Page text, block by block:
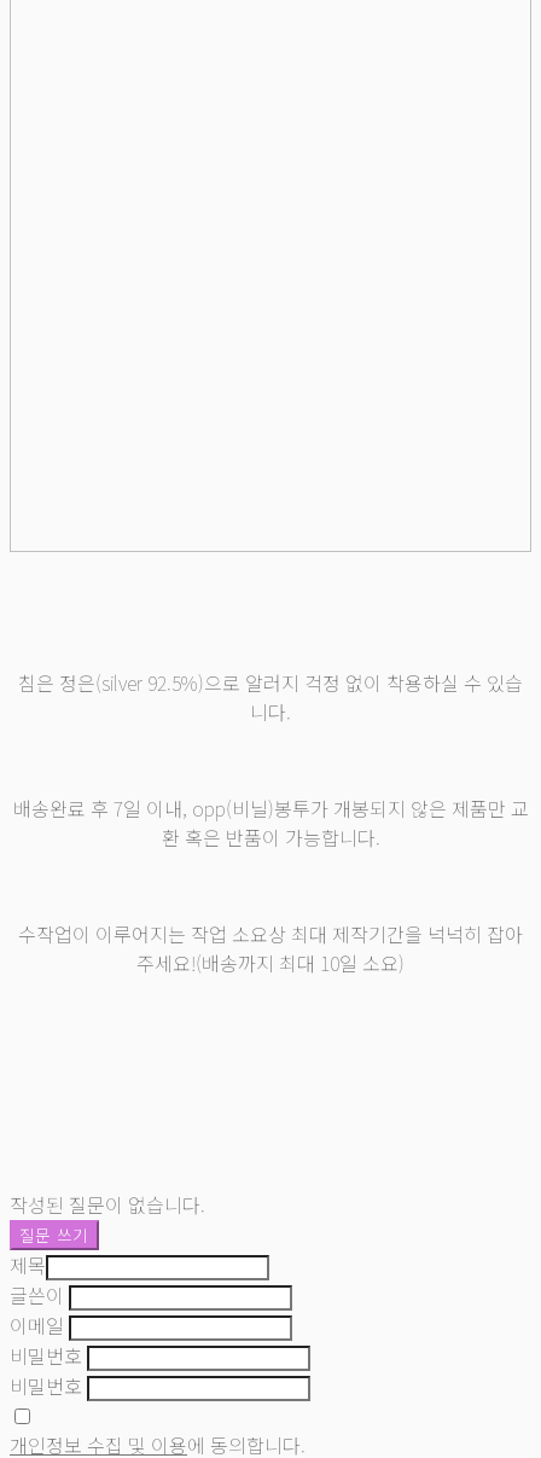
침은 정은(silver 92.5%)으로 알러지 걱정 없이 착용하실 수 있습
니다.
배송완료 후 7일 이내, opp(비닐)봉투가 개봉되지 않은 제품만 교
환 혹은 반품이 가능합니다.
수작업이 이루어지는 작업 소요상 최대 제작기간을 넉넉히 잡아
주세요!(배송까지 최대 10일 소요)
작성된 질문이 없습니다.
질문 쓰기
제목
글쓴이
이메일
비밀번호
비밀번호
개인정보 수집 및 이용에 동의합니다.